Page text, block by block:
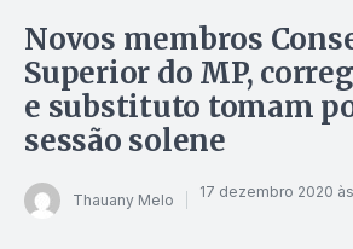
Novos membros
Superior do MP,
e substituto tomam
sessão solene
Thauany Melo 17 dezembro 2020